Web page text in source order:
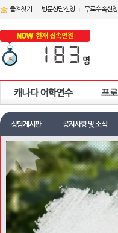
즐겨찾기 방문상담신청 무료수속신청
상담게시판 공지사항 및 소식